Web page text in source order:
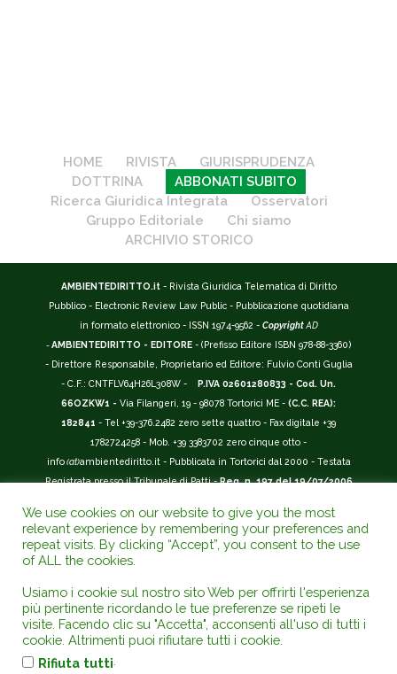
HOME RIVISTA
GIURISPRUDENZA
DOTTRINA
ABBONATI SUBITO
Ricerca Giuridica Integrata
Osservatori
Gruppo Editoriale
Chi siamo
ARCHIVIO STORICO
AMBIENTEDIRITTO.it - Rivista Giuridica Telematica di Diritto
Pubblico - Electronic Review Law Public - Pubblicazione quotidiana
in formato elettronico - ISSN 1974-9562 - Copyright AD
-AMBIENTEDIRITTO - EDITORE - (Prefisso Editore ISBN 978-88-3360)
- Direttore Responsabile, Proprietario ed Editore: Fulvio Conti Guglia
- C.F.: CNTFLV64H26L308W -
P.IVA 02601280833 - Cod. Un.
66OZKW1 - Via Filangeri, 19 - 98078 Tortorici ME - (C.C. REA):
182841 - Tel +39-376.2482 zero sette quattro - Fax digitale +39
1782724258 - Mob. +39 3383702 zero cinque otto -
info(at)ambientediritto.it - Pubblicata in Tortorici dal 2000 - Testata
Registrata presso il Tribunale di Patti -Reg. n. 197 del 19/07/2006
__________
La Rivista Giuridica AMBIENTEDIRITTO.IT ISSN 1974-9562
riconosciuta ed inserita nell'Area 12 - (
Universitario e della Ricerca (D.P.R. n.76/2010). Valutazione della Qualità della
Ricerca (
); Autovalutazione, Valutazione periodica, Accreditamento ( AVA
);
Abilitazione Scientifica Nazionale (ASN ). Repertorio del Foro Italiano Abbr.
www.ambientediritto.it. - Catalogo (
We use cookies on our website to give you the most
relevant experience by remembering your preferences and
repeat visits. By clicking “Accept”, you consent to the use
of ALL the cookies.
Usiamo i cookie sul nostro sito Web per offrirti l'esperienza
più pertinente ricordando le tue preferenze se ripeti le
visite. Facendo clic su "Accetta", acconsenti all'uso di tutti i
cookie. Altrimenti puoi rifiutare tutti i cookie.
Rifiuta tutti